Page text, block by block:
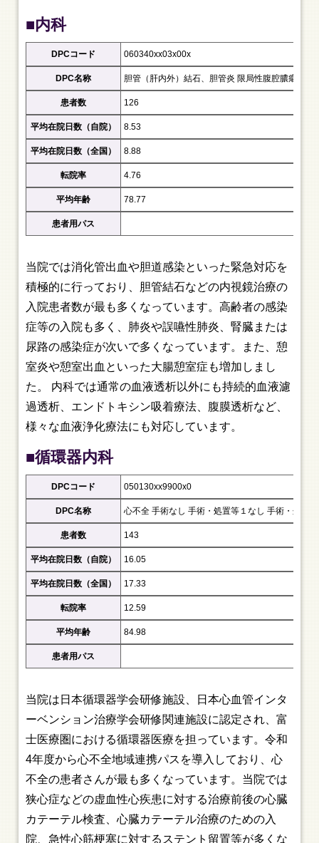
■内科
DPCコード
DPC名称
患者数
平均在院日数（自院）
平均在院日数（全国）
転院率
平均年齢
患者用パス
060340xx03x00x
胆管（肝内外）結石、胆管炎 限局性腹腔膿瘍手
126
8.53
8.88
4.76
78.77
当院では消化管出血や胆道感染といった緊急対応を
積極的に行っており、胆管結石などの内視鏡治療の
入院患者数が最も多くなっています。高齢者の感染
症等の入院も多く、肺炎や誤嚥性肺炎、腎臓または
尿路の感染症が次いで多くなっています。また、憩
室炎や憩室出血といった大腸憩室症も増加しまし
た。 内科では通常の血液透析以外にも持続的血液濾
過透析、エンドトキシン吸着療法、腹膜透析など、
様々な血液浄化療法にも対応しています。
■循環器内科
DPCコード
DPC名称
患者数
平均在院日数（自院）
平均在院日数（全国）
転院率
平均年齢
患者用パス
050130xx9900x0
心不全 手術なし 手術・処置等１なし 手術・処置
143
16.05
17.33
12.59
84.98
当院は日本循環器学会研修施設、日本心血管インタ
ーベンション治療学会研修関連施設に認定され、富
士医療圏における循環器医療を担っています。令和
4年度から心不全地域連携パスを導入しており、心
不全の患者さんが最も多くなっています。当院では
狭心症などの虚血性心疾患に対する治療前後の心臓
カテーテル検査、心臓カテーテル治療のための入
院、急性心筋梗塞に対するステント留置等が多くな